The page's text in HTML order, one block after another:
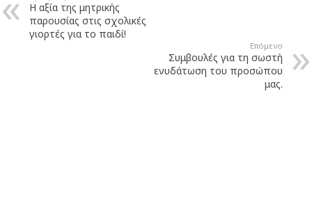
Η αξία της μητρικής
παρουσίας στις σχολικές
γιορτές για το παιδί!
Επόμενο
Συμβουλές για τη σωστή
ενυδάτωση του προσώπου
μας.